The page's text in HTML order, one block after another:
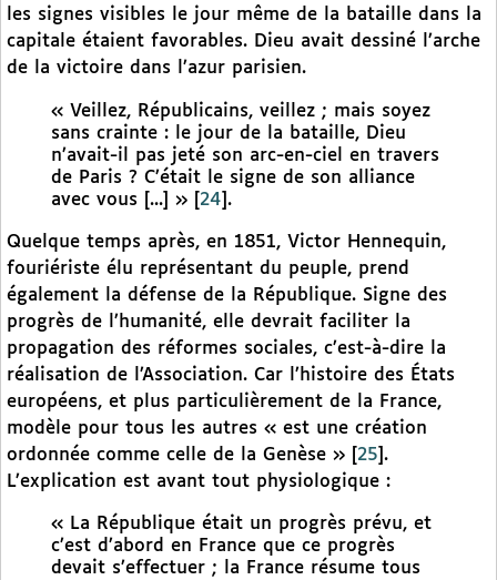
les signes visibles le jour même de la bataille dans la
capitale étaient favorables. Dieu avait dessiné l’arche
de la victoire dans l’azur parisien.
« Veillez, Républicains, veillez ; mais soyez
sans crainte : le jour de la bataille, Dieu
n’avait-il pas jeté son arc-en-ciel en travers
de Paris ? C’était le signe de son alliance
avec vous [...] »
24 .
Quelque temps après, en 1851, Victor Hennequin,
fouriériste élu représentant du peuple, prend
également la défense de la République. Signe des
progrès de l’humanité, elle devrait faciliter la
propagation des réformes sociales, c’est-à-dire la
réalisation de l’Association. Car l’histoire des États
européens, et plus particulièrement de la France,
modèle pour tous les autres « est une création
ordonnée comme celle de la Genèse »
25 .
L’explication est avant tout physiologique :
« La République était un progrès prévu, et
c’est d’abord en France que ce progrès
devait s’effectuer ; la France résume tous